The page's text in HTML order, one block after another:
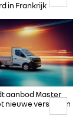
in Frankrijk
aanbod Master
nieuwe versies en